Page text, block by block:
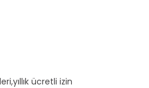
ücretli izin